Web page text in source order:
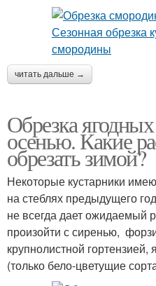
читать дальше →
Обрезка
осенью. Какие
обрезать зимой?
Некоторые кустарники
на стеблях предыдущего
не всегда дает ожидаемый
произойти с сиренью,
крупнолистной
(только бело-цветущие